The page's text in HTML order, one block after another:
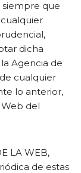
siempre que
dicha
Agencia de
cualquier
lo anterior,
del
LA WEB,
de estas